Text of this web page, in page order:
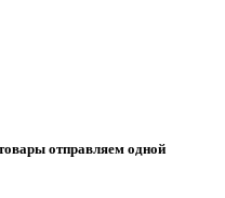
отправляем одной